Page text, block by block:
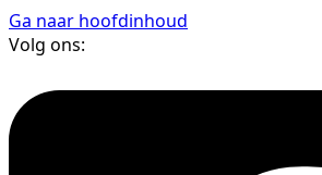
Ga naar hoofdinhoud
Volg ons: